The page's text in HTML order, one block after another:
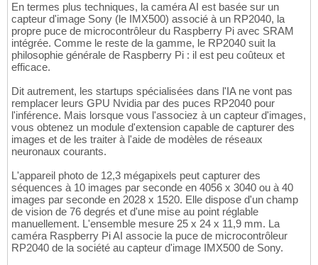
En termes plus techniques, la caméra AI est basée sur un
capteur d'image Sony (le IMX500) associé à un RP2040, la
propre puce de microcontrôleur du Raspberry Pi avec SRAM
intégrée. Comme le reste de la gamme, le RP2040 suit la
philosophie générale de Raspberry Pi : il est peu coûteux et
efficace.
Dit autrement, les startups spécialisées dans l'IA ne vont pas
remplacer leurs GPU Nvidia par des puces RP2040 pour
l'inférence. Mais lorsque vous l'associez à un capteur d'images,
vous obtenez un module d'extension capable de capturer des
images et de les traiter à l'aide de modèles de réseaux
neuronaux courants.
L'appareil photo de 12,3 mégapixels peut capturer des
séquences à 10 images par seconde en 4056 x 3040 ou à 40
images par seconde en 2028 x 1520. Elle dispose d'un champ
de vision de 76 degrés et d'une mise au point réglable
manuellement. L'ensemble mesure 25 x 24 x 11,9 mm. La
caméra Raspberry Pi AI associe la puce de microcontrôleur
RP2040 de la société au capteur d'image IMX500 de Sony.